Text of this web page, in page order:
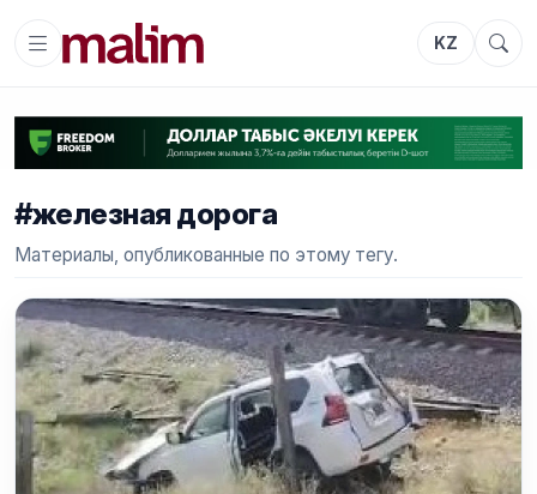
KZ
#железная дорога
Материалы, опубликованные по этому тегу.